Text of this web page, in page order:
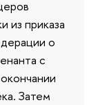
из приказа
о
с
Затем